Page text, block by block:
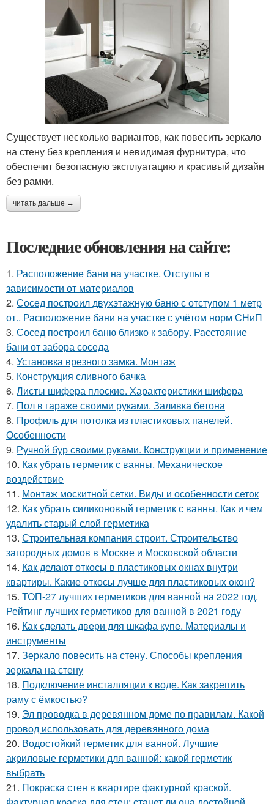
Существует несколько вариантов, как повесить зеркало
на стену без крепления и невидимая фурнитура, что
обеспечит безопасную эксплуатацию и красивый дизайн
без рамки.
читать дальше →
Последние обновления на сайте:
1. Расположение бани на участке. Отступы в
зависимости от материалов
2. Сосед построил двухэтажную баню с отступом 1 метр
от.. Расположение бани на участке с учётом норм СНиП
3. Сосед построил баню близко к забору. Расстояние
бани от забора соседа
4. Установка врезного замка. Монтаж
5. Конструкция сливного бачка
6. Листы шифера плоские. Характеристики шифера
7. Пол в гараже своими руками. Заливка бетона
8. Профиль для потолка из пластиковых панелей.
Особенности
9. Ручной бур своими руками. Конструкции и применение
10. Как убрать герметик с ванны. Механическое
воздействие
11. Монтаж москитной сетки. Виды и особенности сеток
12. Как убрать силиконовый герметик с ванны. Как и чем
удалить старый слой герметика
13. Строительная компания строит. Строительство
загородных домов в Москве и Московской области
14. Как делают откосы в пластиковых окнах внутри
квартиры. Какие откосы лучше для пластиковых окон?
15. ТОП-27 лучших герметиков для ванной на 2022 год.
Рейтинг лучших герметиков для ванной в 2021 году
16. Как сделать двери для шкафа купе. Материалы и
инструменты
17. Зеркало повесить на стену. Способы крепления
зеркала на стену
18. Подключение инсталляции к воде. Как закрепить
раму с ёмкостью?
19. Эл проводка в деревянном доме по правилам. Какой
провод использовать для деревянного дома
20. Водостойкий герметик для ванной. Лучшие
акриловые герметики для ванной: какой герметик
выбрать
21. Покраска стен в квартире фактурной краской.